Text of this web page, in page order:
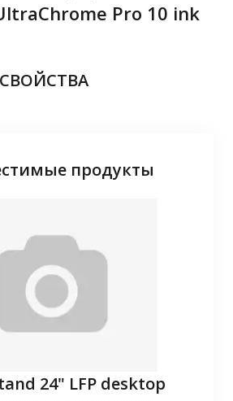
Pro 10 ink
продукты
24" LFP desktop